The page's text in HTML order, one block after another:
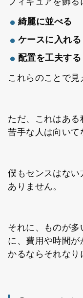
フィギュアを飾る
綺麗に並べる
ケースに入れる
配置を工夫する
これらのことで見
ただ、これはある
苦手な人は向いて
僕もセンスはない
ありません。
それに、ものが
に、費用や時間
かるならそれなり